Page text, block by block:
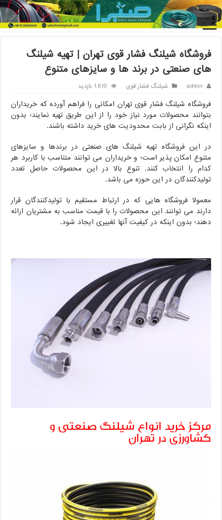
خانه / شیلنگ فشار قوی / فروشگاه شیلنگ فشار قوی تهران | تهیه شیلنگ
های صنعتی در برند ها و سایزهای متنوع
فروشگاه شیلنگ فشار قوی تهران | تهیه شیلنگ
های صنعتی در برند ها و سایزهای متنوع
admin شیلنگ فشار قوی 1,610 بازدید
فروشگاه شیلنگ فشار قوی تهران امکانی را فراهم آورده که خریداران
بتوانند محصولات‌ مورد نیاز خود را از این طریق تهیه نمایند؛ بدون
اینکه نگرانی از بابت محدودیت های خرید داشته باشند.
در این فروشگاه تهیه شیلنگ های صنعتی در برندها و سایزهای
متنوع امکان پذیر است؛ و خریداران می توانند متناسب با کاربرد هر
کدام را انتخاب کنند. تنوع بالا در این محصولات حاصل تعدد
تولیدکنندگان در این حوزه می باشد.
معمولا فروشگاه هایی که در ارتباط مستقیم با تولیدکنندگان قرار
دارند می توانند این محصولات را با قیمت مناسب به مشتریان ارائه
دهند؛ بدون اینکه در کیفیت آنها تغییری ایجاد شود.
مرکز خرید انواع شیلنگ صنعتی و
کشاورزی در تهران